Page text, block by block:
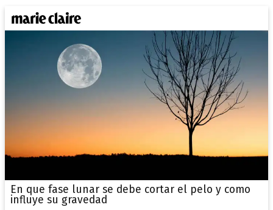
En que fase lunar se debe cortar el pelo y como
influye su gravedad